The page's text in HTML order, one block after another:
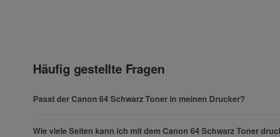
Häufig gestellte Fragen
Passt der Canon 64 Schwarz Toner in meinen Drucker?
Wie viele Seiten kann ich mit dem Canon 64 Schwarz Toner